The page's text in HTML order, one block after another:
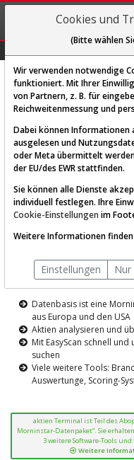
Diese
AKTIEN-
Die
TraderFox
Datenbasis ist eine
aus Europa und den USA
Aktien analysieren und
Mit EasyScan schnell
suchen
Viele weitere Tools:
Auswertunge, Scoring-
aktien Terminal ist Teil des
Morninstar-Datenpaket“. Sie
3 weitere Software-Tools und
Weitere
Cookies und
(Bitte wählen
Wir verwenden notwendige
funktioniert. Mit Ihrer
von Partnern, z. B. für
Reichweitenmessung und
Dabei können Informationen
ausgelesen und
oder Meta übermittelt
der EU/des EWR stattfinden.
Sie können alle Dienste
individuell festlegen. Ihre
Cookie-Einstellungen im
Weitere Informationen finden
Einstellungen Nur